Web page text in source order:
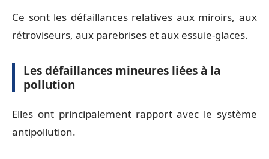
Ce sont les défaillances relatives aux miroirs, aux
rétroviseurs, aux parebrises et aux essuie-glaces.
Les défaillances mineures liées à la
pollution
Elles ont principalement rapport avec le système
antipollution.